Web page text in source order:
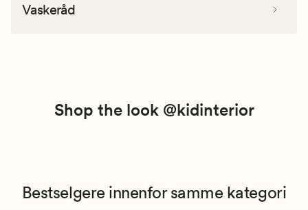
Vaskeråd
Shop the look @kidinterior
Bestselgere innenfor samme kategori